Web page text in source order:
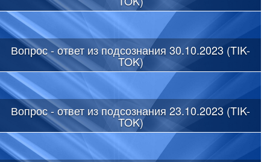
Вопрос - ответ из подсознания 30.10.2023 (TIK-
TOK)
Вопрос - ответ из подсознания 23.10.2023 (TIK-
TOK)